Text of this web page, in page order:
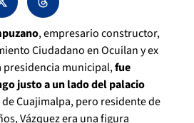
, empresario constructor,
Ciudadano en Ocuilan y ex
presidencia municipal,fue
justo a un lado del palacio
Cuajimalpa, pero residente de
Vázquez era una figura